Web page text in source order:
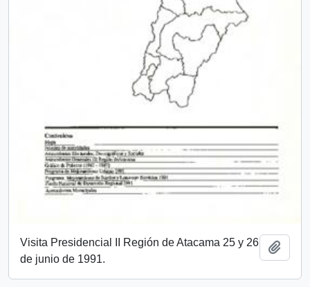
Visita Presidencial II Región de Atacama 25 y 26
de junio de 1991.